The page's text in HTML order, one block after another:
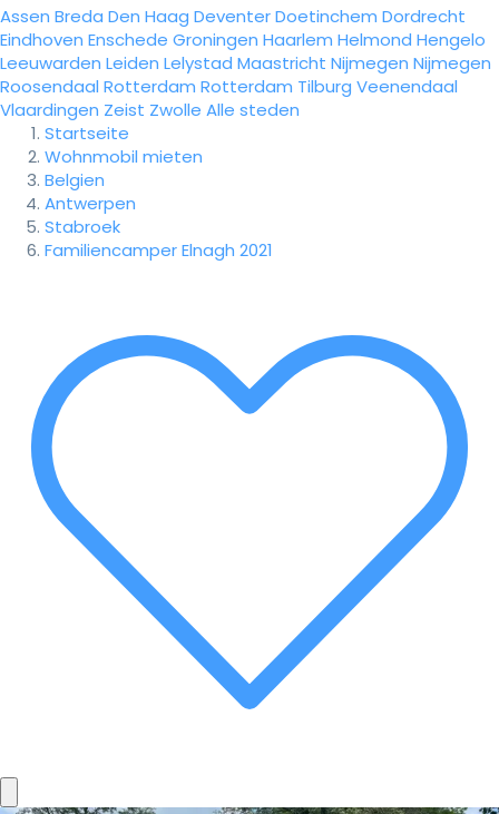
Assen Breda Den Haag DeventerDoetinchem Dordrecht
Eindhoven Enschede Groningen Haarlem Helmond Hengelo
Leeuwarden Leiden Lelystad Maastricht Nijmegen Nijmegen
Roosendaal Rotterdam Rotterdam Tilburg Veenendaal
Vlaardingen Zeist Zwolle Alle steden
Startseite
Wohnmobil mieten
Belgien
Antwerpen
Stabroek
Familiencamper Elnagh 2021